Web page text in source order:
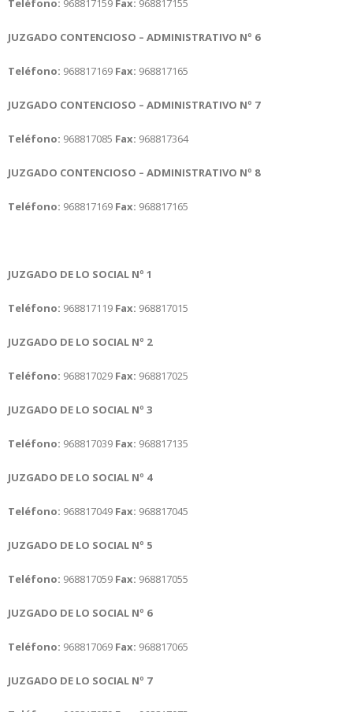
Teléfono: 968817159 Fax: 968817155
JUZGADO CONTENCIOSO – ADMINISTRATIVO Nº 6
Teléfono: 968817169 Fax: 968817165
JUZGADO CONTENCIOSO – ADMINISTRATIVO Nº 7
Teléfono: 968817085 Fax: 968817364
JUZGADO CONTENCIOSO – ADMINISTRATIVO Nº 8
Teléfono: 968817169 Fax: 968817165
JUZGADO DE LO SOCIAL Nº 1
Teléfono: 968817119 Fax: 968817015
JUZGADO DE LO SOCIAL Nº 2
Teléfono: 968817029 Fax: 968817025
JUZGADO DE LO SOCIAL Nº 3
Teléfono: 968817039 Fax: 968817135
JUZGADO DE LO SOCIAL Nº 4
Teléfono: 968817049 Fax: 968817045
JUZGADO DE LO SOCIAL Nº 5
Teléfono: 968817059 Fax: 968817055
JUZGADO DE LO SOCIAL Nº 6
Teléfono: 968817069 Fax: 968817065
JUZGADO DE LO SOCIAL Nº 7